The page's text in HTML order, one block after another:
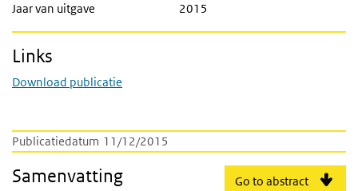
Publicatiedatum 11/12/2015
Go to abstract
Samenvatting
Jaar van uitgave
2015
Links
Download publicatie